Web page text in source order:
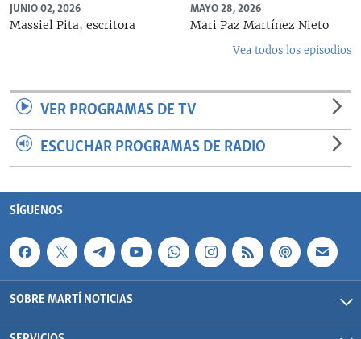
JUNIO 02, 2026
Massiel Pita, escritora
MAYO 28, 2026
Mari Paz Martínez Nieto
Vea todos los episodios
VER PROGRAMAS DE TV
ESCUCHAR PROGRAMAS DE RADIO
SÍGUENOS
SOBRE MARTÍ NOTICIAS